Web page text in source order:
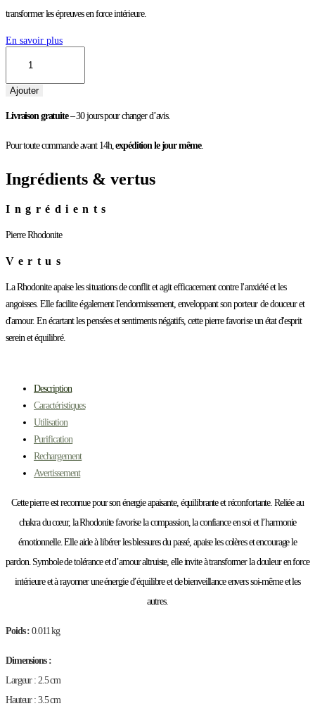
transformer les épreuves en force intérieure.
En savoir plus
cerf
Rhodonite
line
Ajouter
Livraison gratuite– 30 jours pour changer d’avis.
Pour toute commande avant 14h,expédition le jour même.
Ingrédients & vertus
Ingrédients
Pierre Rhodonite
Vertus
La Rhodonite apaise les situations de conflit et agit efficacement contre l'anxiété et les
angoisses. Elle facilite également l'endormissement, enveloppant son porteur de douceur et
d'amour. En écartant les pensées et sentiments négatifs, cette pierre favorise un état d'esprit
serein et équilibré.
Description
Caractéristiques
Utilisation
Purification
Rechargement
Avertissement
Cette pierre est reconnue pour son énergie apaisante, équilibrante et réconfortante. Reliée au
chakra du cœur, la Rhodonite favorise la compassion, la confiance en soi et l’harmonie
émotionnelle. Elle aide à libérer les blessures du passé, apaise les colères et encourage le
pardon. Symbole de tolérance et d’amour altruiste, elle invite à transformer la douleur en force
intérieure et à rayonner une énergie d’équilibre et de bienveillance envers soi-même et les
autres.
Poids :0.011 kg
Dimensions :
Largeur : 2.5 cm
Hauteur : 3.5 cm